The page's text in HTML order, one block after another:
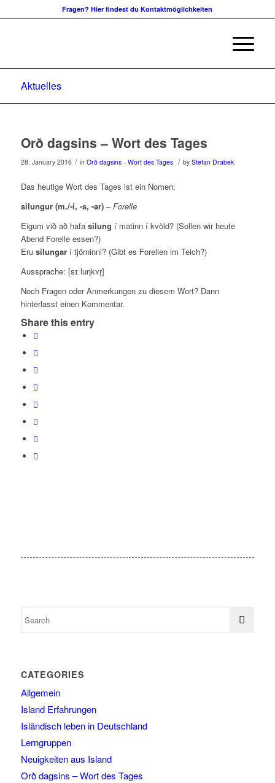
Fragen? Hier findest du Kontaktmöglichkeiten
Aktuelles
Orð dagsins – Wort des Tages
28. January 2016 / in Orð dagsins - Wort des Tages / by Stefan Drabek
Das heutige Wort des Tages ist ein Nomen:
silungur (m./-i, -s, -ar) –Forelle
Eigum við að hafa silung í matinn í kvöld? (Sollen wir heute
Abend Forelle essen?)
Eru silungarí tjörninni? (Gibt es Forellen im Teich?)
Aussprache: [sɪːluŋkʏr̥]
Noch Fragen oder Anmerkungen zu diesem Wort? Dann
hinterlasst einen Kommentar.
Share this entry
CATEGORIES
Allgemein
Island Erfahrungen
Isländisch leben in Deutschland
Lerngruppen
Neuigkeiten aus Island
Orð dagsins – Wort des Tages